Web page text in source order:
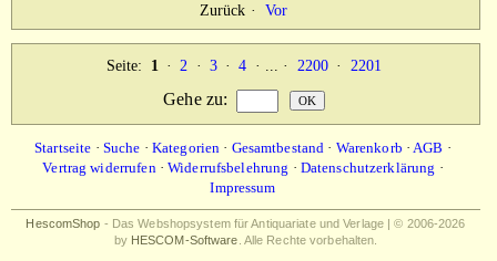
Zurück · Vor
Seite: 1 · 2 · 3 · 4 · ... · 2200 · 2201
Gehe zu:
Startseite · Suche · Kategorien · Gesamtbestand · Warenkorb ·AGB ·
Vertrag widerrufen·Widerrufsbelehrung · Datenschutzerklärung ·
Impressum
HescomShop - Das Webshopsystem für Antiquariate und Verlage | © 2006-2026
by HESCOM-Software . Alle Rechte vorbehalten.